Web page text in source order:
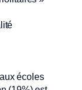
écoles